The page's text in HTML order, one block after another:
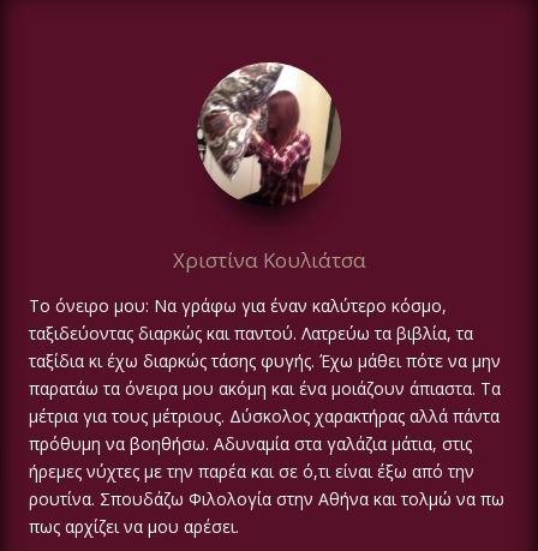
Χριστίνα Κουλιάτσα
Το όνειρο μου: Να γράφω για έναν καλύτερο κόσμο,
ταξιδεύοντας διαρκώς και παντού. Λατρεύω τα βιβλία, τα
ταξίδια κι έχω διαρκώς τάσης φυγής. Έχω μάθει πότε να μην
παρατάω τα όνειρα μου ακόμη και ένα μοιάζουν άπιαστα. Τα
μέτρια για τους μέτριους. Δύσκολος χαρακτήρας αλλά πάντα
πρόθυμη να βοηθήσω. Αδυναμία στα γαλάζια μάτια, στις
ήρεμες νύχτες με την παρέα και σε ό,τι είναι έξω από την
ρουτίνα. Σπουδάζω Φιλολογία στην Αθήνα και τολμώ να πω
πως αρχίζει να μου αρέσει.